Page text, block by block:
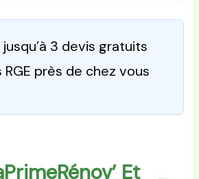
3 devis gratuits
RGE près de chez vous
Et